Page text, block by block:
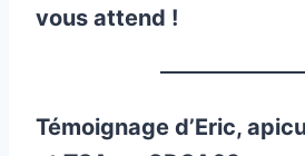
vous attend !
Témoignage d’Eric,